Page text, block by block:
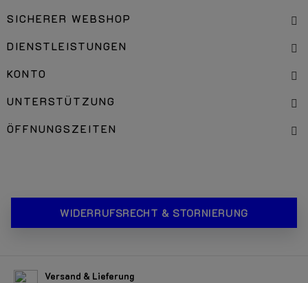
SICHERER WEBSHOP
DIENSTLEISTUNGEN
KONTO
UNTERSTÜTZUNG
ÖFFNUNGSZEITEN
WIDERRUFSRECHT & STORNIERUNG
Versand & Lieferung